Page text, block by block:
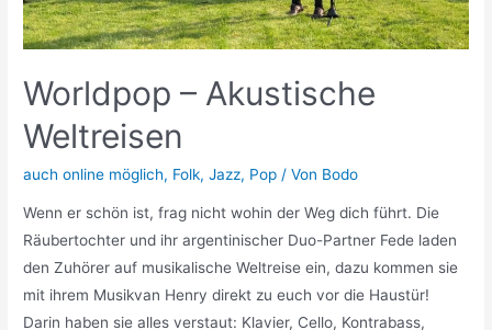
Worldpop – Akustische
Weltreisen
auch online möglich, Folk,Jazz, Pop / Von Bodo
Wenn er schön ist, frag nicht wohin der Weg dich führt. Die
Räubertochter und ihr argentinischer Duo-Partner Fede laden
den Zuhörer auf musikalische Weltreise ein, dazu kommen sie
mit ihrem Musikvan Henry direkt zu euch vor die Haustür!
Darin haben sie alles verstaut: Klavier, Cello, Kontrabass,